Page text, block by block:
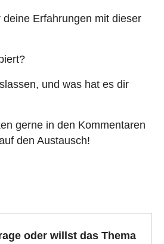
Erfahrungen mit dieser
und was hat es dir
gerne in den Kommentaren
den Austausch!
oder willst das Thema